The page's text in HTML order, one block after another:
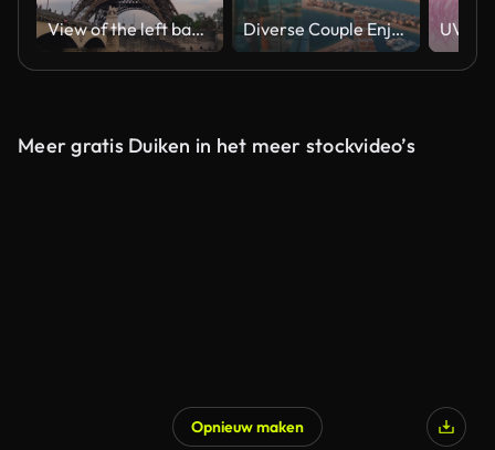
View of the left bank of the Seine River, the Eiffel Tower, boats sailing on the river, the Quai Jacques-Chirac embankment and Pont d'Iena, Jena Bridge spanning the River Seine of Paris, France. Diverse Couple Enjoying Sunset Views from High Rise Sky Deck Overlooking Palm Jumeirah
Meer gratis Duiken in het meer stockvideo’s
Opnieuw maken